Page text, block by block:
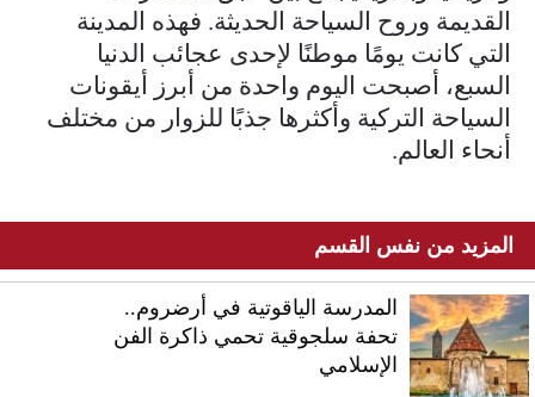
القديمة وروح السياحة الحديثة. فهذه المدينة
التي كانت يومًا موطنًا لإحدى عجائب الدنيا
السبع، أصبحت اليوم واحدة من أبرز أيقونات
السياحة التركية وأكثرها جذبًا للزوار من مختلف
أنحاء العالم.
المزيد من نفس القسم
المدرسة الياقوتية في أرضروم..
تحفة سلجوقية تحمي ذاكرة الفن
الإسلامي